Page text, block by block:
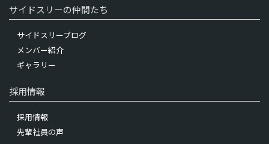
サイドスリーの仲間たち
サイドスリーブログ
メンバー紹介
ギャラリー
採用情報
採用情報
先輩社員の声